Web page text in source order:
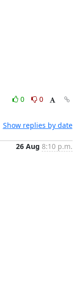
0
0
Show replies by date
26 Aug 8:10 p.m.